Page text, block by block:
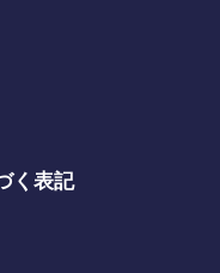
く表記